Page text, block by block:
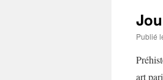
Publié
art